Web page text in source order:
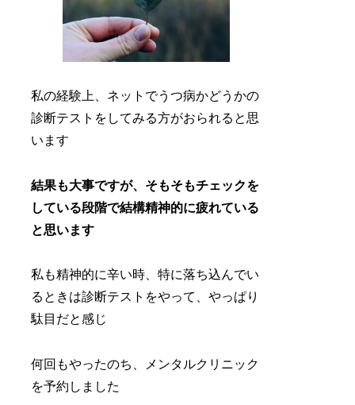
私の経験上、ネットでうつ病かどうかの
診断テストをしてみる方がおられると思
います
結果も大事ですが、そもそもチェックを
している段階で結構精神的に疲れている
と思います
私も精神的に辛い時、特に落ち込んでい
るときは診断テストをやって、やっぱり
駄目だと感じ
何回もやったのち、メンタルクリニック
を予約しました